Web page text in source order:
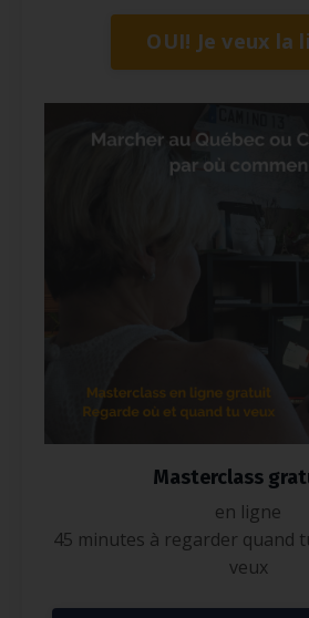
OUI! Je veux la
Masterclass
en ligne
45 minutes à regarder quand
veux